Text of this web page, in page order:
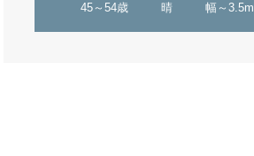
45～54歳 晴 幅～3.5m